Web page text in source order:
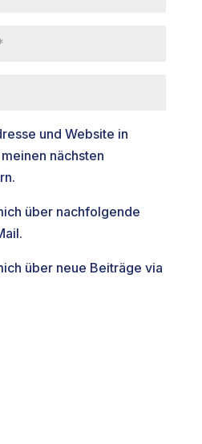
und Website in
nächsten
über nachfolgende
über neue Beiträge via